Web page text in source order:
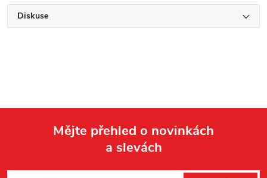
Diskuse
Mějte přehled o novinkách
a slevách